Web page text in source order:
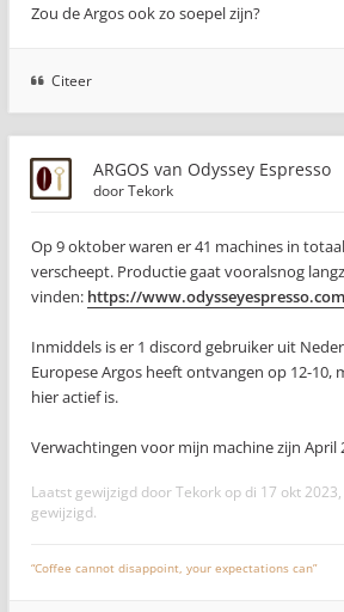
Zou de Argos ook zo soepel zijn?
Citeer
ARGOS van Odyssey Espresso
doorTekork
Op 9 oktober waren er 41 machines in
verscheept. Productie gaat vooralsnog
vinden: https://
Inmiddels is er 1 discord gebruiker uit
Europese Argos heeft ontvangen op 12-10,
hier actief is.
Verwachtingen voor mijn machine zijn April
Laatst gewijzigd doorTekork op di 17 okt
gewijzigd.
“Coffee cannot disappoint, your expectations can”